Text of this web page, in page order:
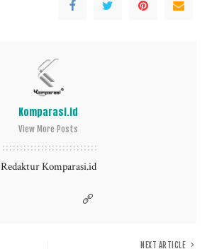
Komparasi.id
View More Posts
Redaktur Komparasi.id
NEXT ARTICLE